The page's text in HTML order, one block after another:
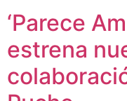
‘Parece
estrena